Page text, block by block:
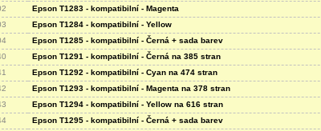
Epson T1283 - kompatibilní - Magenta
Epson T1284 - kompatibilní - Yellow
Epson T1285 - kompatibilní - Černá + sada barev
Epson T1291 - kompatibilní - Černá na 385 stran
Epson T1292 - kompatibilní - Cyan na 474 stran
Epson T1293 - kompatibilní - Magenta na 378 stran
Epson T1294 - kompatibilní - Yellow na 616 stran
Epson T1295 - kompatibilní - Černá + sada barev